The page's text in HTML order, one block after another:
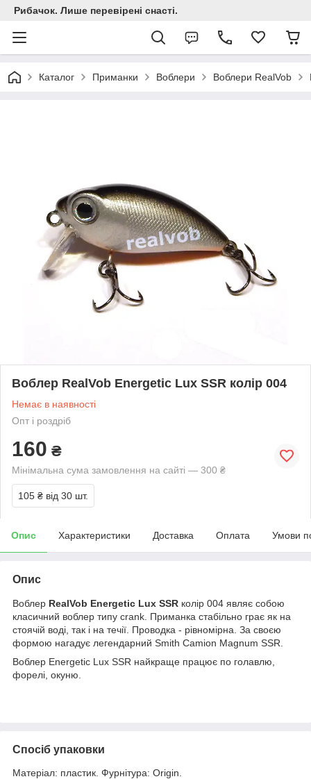
Рибачок. Лише перевірені снасті.
Каталог Приманки Воблери Воблери RealVob
Воблер RealVob Energetic Lux SSR колір 004
Немає в наявності
Опт і роздріб
160 ₴
Мінімальна сума замовлення на сайті — 300 ₴
105 ₴ від 30 шт.
Опис Характеристики Доставка Оплата Умови
Опис
Воблер RealVob Energetic Lux SSR колір 004 являє собою
класичний воблер типу crank. Приманка стабільно грає як на
стоячій воді, так і на течії. Проводка - рівномірна. За своєю
формою нагадує легендарний Smith Camion Magnum SSR.
Воблер Energetic Lux SSR найкраще працює по голавлю,
форелі, окуню.
Спосіб упаковки
Матеріал: пластик. Фурнітура: Origin.